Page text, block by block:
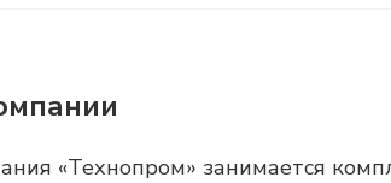
«Технопром» занимается